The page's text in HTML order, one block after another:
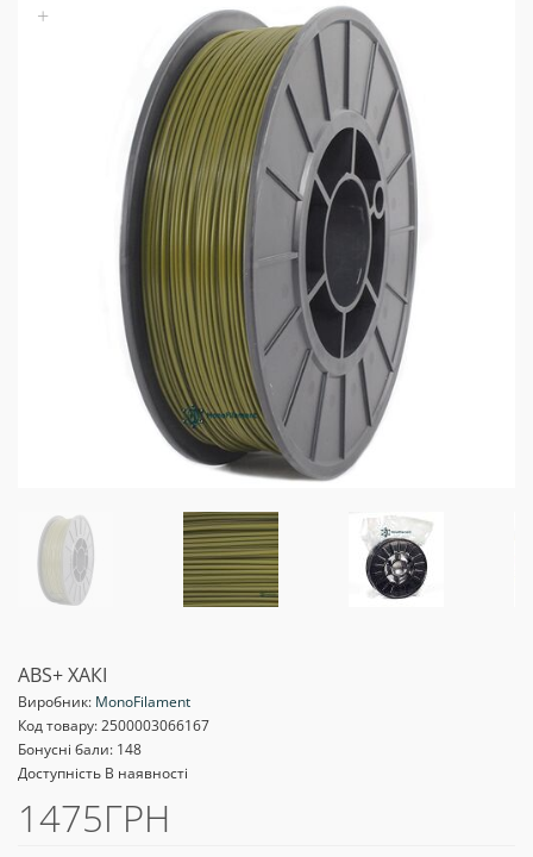
+
ABS+ ХАКІ
Виробник: MonoFilament
Код товару:2500003066167
Бонусні бали: 148
Доступність В наявності
1475ГРН